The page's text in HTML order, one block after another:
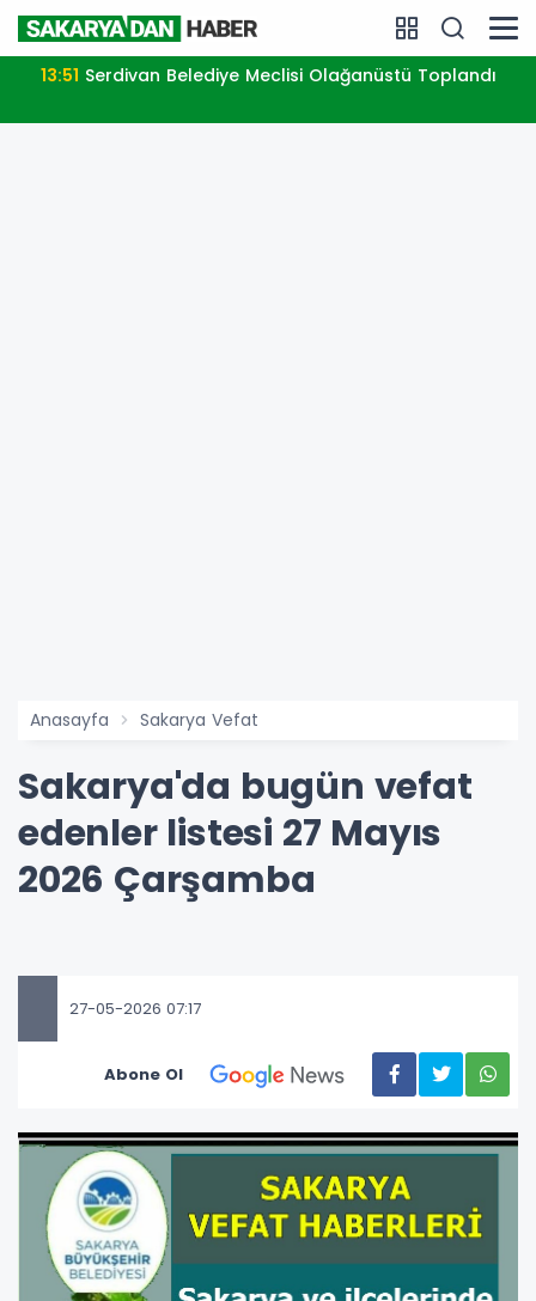
13:51 Serdivan Belediye Meclisi Olağanüstü Toplandı
Anasayfa Sakarya Vefat
Sakarya'da bugün vefat
edenler listesi 27 Mayıs
2026 Çarşamba
27-05-2026 07:17
Abone Ol